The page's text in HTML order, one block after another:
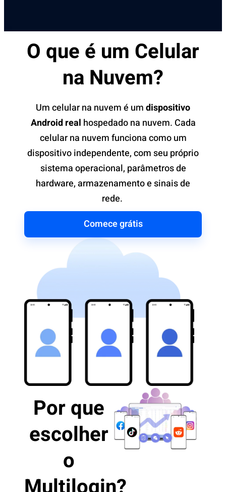
O que é um Celular
na Nuvem?
Um celular na nuvem é umdispositivo
Android real hospedado na nuvem. Cada
celular na nuvem funciona como um
dispositivo independente, com seu próprio
sistema operacional, parâmetros de
hardware, armazenamento e sinais de
rede.
Comece grátis
Por que
escolher
o